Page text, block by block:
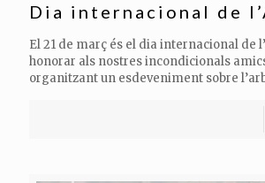
Dia internacional de
El 21 de març és el dia internacional de
honorar als nostres incondicionals
organitzant un esdeveniment sobre